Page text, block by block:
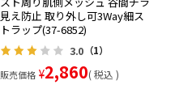
見え防止 取り外し可3Way細ス
トラップ(37-6852)
3.0 （1）
販売価格 ¥2,860 税込